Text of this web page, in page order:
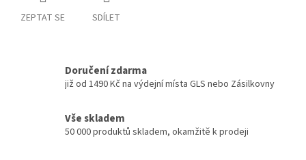
ZEPTAT SE SDÍLET
Doručení zdarma
již od 1490 Kč na výdejní místa GLS nebo Zásilkovny
Vše skladem
50 000 produktů skladem, okamžitě k prodeji